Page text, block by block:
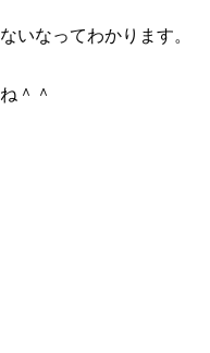
いなってわかります。
＾＾